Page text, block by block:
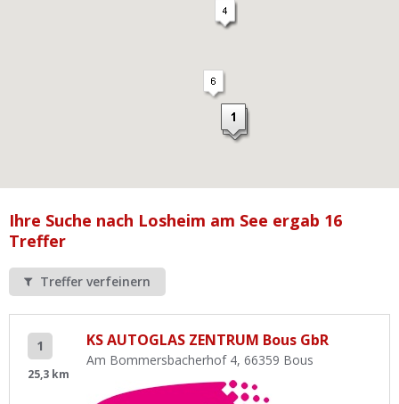
Ist Ihre Werkstatt schon dabei?
Werkstatt Login
Ihre Suche nach Losheim am See ergab 16
Treffer
Treffer verfeinern
1
25,3 km
KS AUTOGLAS ZENTRUM Bous GbR
Am Bommersbacherhof 4, 66359 Bous